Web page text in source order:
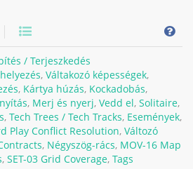
/ Terjeszkedés
, Váltakozó képességek,
, Kártya húzás, Kockadobás,
, Merj és nyerj, Vedd el, Solitaire,
, Tech Trees / Tech Tracks, Események,
Play Conflict Resolution, Változó
, Négyszög-rács, MOV-16 Map
, SET-03 Grid Coverage, Tags